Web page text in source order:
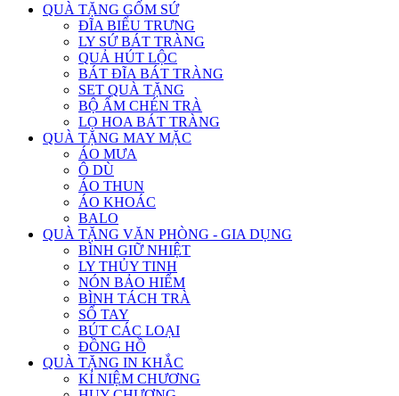
QUÀ TẶNG GỐM SỨ
ĐĨA BIỂU TRƯNG
LY SỨ BÁT TRÀNG
QUẢ HÚT LỘC
BÁT ĐĨA BÁT TRÀNG
SET QUÀ TẶNG
BỘ ẤM CHÉN TRÀ
LỌ HOA BÁT TRÀNG
QUÀ TẶNG MAY MẶC
ÁO MƯA
Ô DÙ
ÁO THUN
ÁO KHOÁC
BALO
QUÀ TẶNG VĂN PHÒNG - GIA DỤNG
BÌNH GIỮ NHIỆT
LY THỦY TINH
NÓN BẢO HIỂM
BÌNH TÁCH TRÀ
SỔ TAY
BÚT CÁC LOẠI
ĐỒNG HỒ
QUÀ TẶNG IN KHẮC
KỈ NIỆM CHƯƠNG